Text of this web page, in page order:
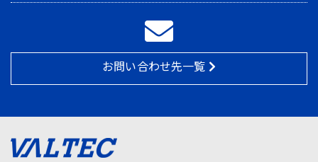
お問い合わせ先一覧